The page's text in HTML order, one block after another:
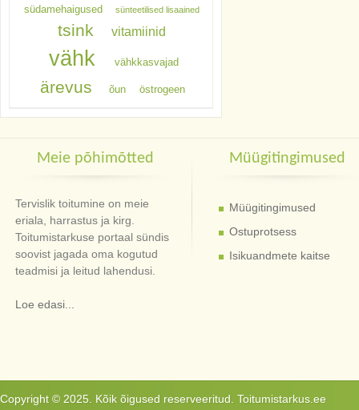
südamehaigused sünteetilised lisaained
tsink vitamiinid
vähk vähkkasvajad
ärevus õun östrogeen
Meie põhimõtted
Tervislik toitumine on meie
eriala, harrastus ja kirg.
Toitumistarkuse portaal sündis
soovist jagada oma kogutud
teadmisi ja leitud lahendusi.
Loe edasi...
Müügitingimused
Müügitingimused
Ostuprotsess
Isikuandmete kaitse
Copyright © 2025. Kõik õigused reserveeritud. Toitumistarkus.ee